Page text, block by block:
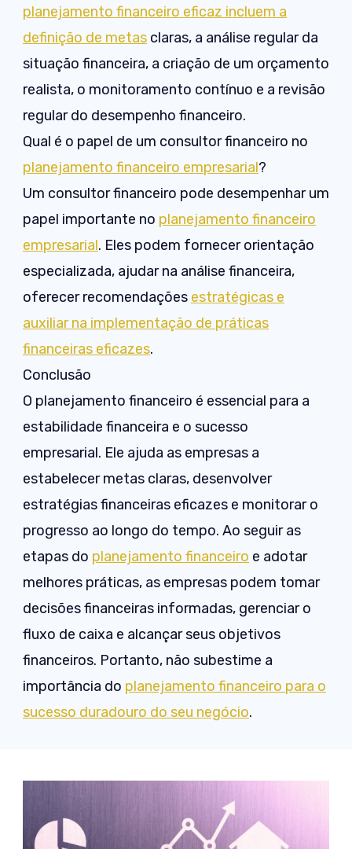
planejamento financeiro eficaz incluem a
definição de metas claras, a análise regular da
situação financeira, a criação de um orçamento
realista, o monitoramento contínuo e a revisão
regular do desempenho financeiro.
Qual é o papel de um consultor financeiro no
planejamento financeiro empresarial?
Um consultor financeiro pode desempenhar um
papel importante no planejamento financeiro
empresarial. Eles podem fornecer orientação
especializada, ajudar na análise financeira,
oferecer recomendações estratégicas e
auxiliar na implementação de práticas
financeiras eficazes.
Conclusão
O planejamento financeiro é essencial para a
estabilidade financeira e o sucesso
empresarial. Ele ajuda as empresas a
estabelecer metas claras, desenvolver
estratégias financeiras eficazes e monitorar o
progresso ao longo do tempo. Ao seguir as
etapas do planejamento financeiro e adotar
melhores práticas, as empresas podem tomar
decisões financeiras informadas, gerenciar o
fluxo de caixa e alcançar seus objetivos
financeiros. Portanto, não subestime a
importância do planejamento financeiro para o
sucesso duradouro do seu negócio.